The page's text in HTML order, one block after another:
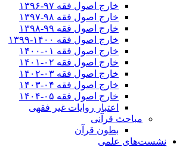
خارج اصول فقه ۹۷-۱۳۹۶
خارج اصول فقه ۹۸-۱۳۹۷
خارج اصول فقه ۹۹-۱۳۹۸
خارج اصول فقه ۱۴۰۰-۱۳۹۹
خارج اصول فقه ۰۱-۱۴۰۰
خارج اصول فقه ۰۲-۱۴۰۱
خارج اصول فقه ۰۳-۱۴۰۲
خارج اصول فقه ۰۴-۱۴۰۳
خارج اصول فقه ۰۵-۱۴۰۴
اعتبار روایات غیر فقهی
مباحث قرآنی
بطون قرآن
نشست‌های علمی